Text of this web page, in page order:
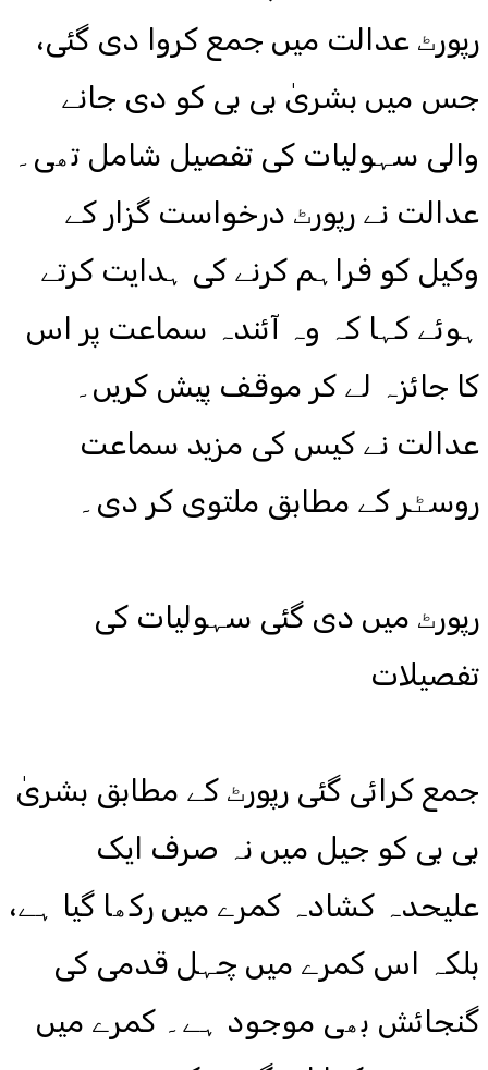
رپورٹ عدالت میں جمع کروا دی گئی،
جس میں بشریٰ بی بی کو دی جانے
والی سہولیات کی تفصیل شامل تھی۔
عدالت نے رپورٹ درخواست گزار کے
وکیل کو فراہم کرنے کی ہدایت کرتے
ہوئے کہا کہ وہ آئندہ سماعت پر اس
کا جائزہ لے کر موقف پیش کریں۔
عدالت نے کیس کی مزید سماعت
روسٹر کے مطابق ملتوی کر دی۔
رپورٹ میں دی گئی سہولیات کی
تفصیلات
جمع کرائی گئی رپورٹ کے مطابق بشریٰ
بی بی کو جیل میں نہ صرف ایک
علیحدہ کشادہ کمرے میں رکھا گیا ہے،
بلکہ اس کمرے میں چہل قدمی کی
گنجائش بھی موجود ہے۔ کمرے میں